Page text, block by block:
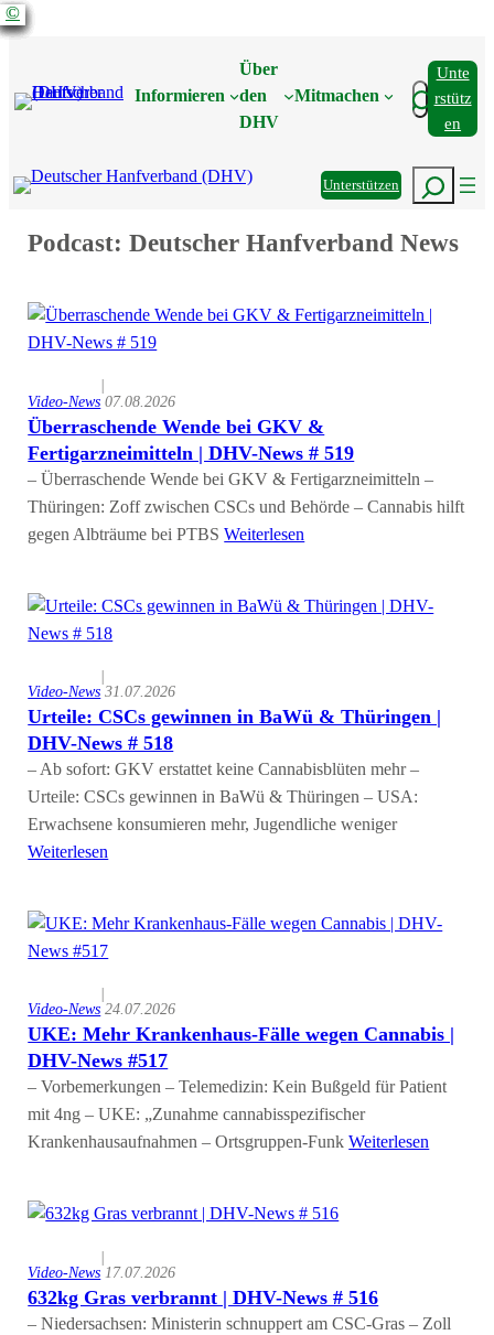
Zum
Informieren
Über
den
DHV
Mitmachen Suchen
Unte
Rstütz
En
UnterstützenSuchen
Podcast:Deutscher Hanfverband News
©
Video-News
|
07.08.2026
Überraschende Wende bei GKV &
Fertigarzneimitteln | DHV-News # 519
– Überraschende Wende bei GKV & Fertigarzneimitteln –
Thüringen: Zoff zwischen CSCs und Behörde – Cannabis hilft
gegen Albträume bei PTBSWeiterlesen
©
Video-News
|
31.07.2026
Urteile: CSCs gewinnen in BaWü & Thüringen |
DHV-News # 518
– Ab sofort: GKV erstattet keine Cannabisblüten mehr –
Urteile: CSCs gewinnen in BaWü & Thüringen – USA:
Erwachsene konsumieren mehr, Jugendliche weniger
Weiterlesen
©
Video-News
|
24.07.2026
UKE: Mehr Krankenhaus-Fälle wegen Cannabis |
DHV-News #517
– Vorbemerkungen – Telemedizin: Kein Bußgeld für Patient
mit 4ng – UKE: „Zunahme cannabisspezifischer
Krankenhausaufnahmen – Ortsgruppen-FunkWeiterlesen
©
Video-News
|
17.07.2026
632kg Gras verbrannt | DHV-News # 516
– Niedersachsen: Ministerin schnuppert am CSC-Gras – Zoll
©
©
©
©
©
©